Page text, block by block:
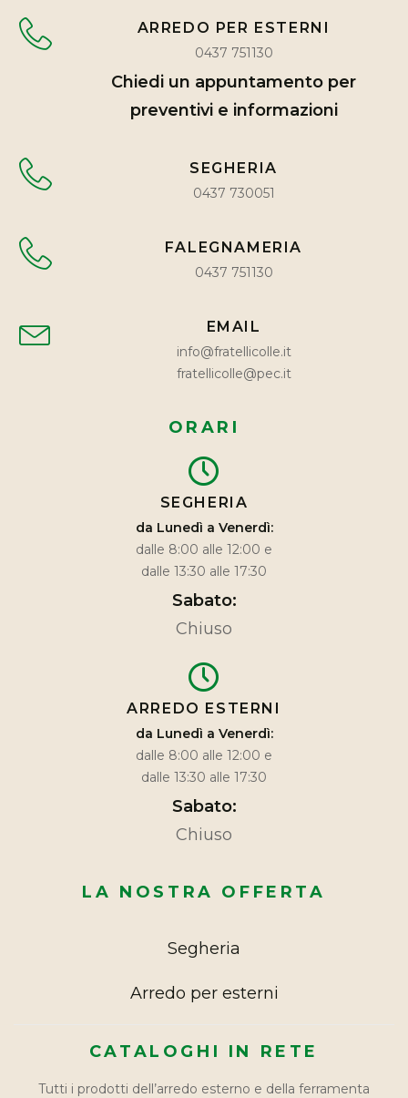
ARREDO PER ESTERNI
0437 751130
Chiedi un appuntamento per
preventivi e informazioni
SEGHERIA
0437 730051
FALEGNAMERIA
0437 751130
EMAIL
info@fratellicolle.it
fratellicolle@pec.it
ORARI
SEGHERIA
da Lunedì a Venerdì:
dalle 8:00 alle 12:00 e
dalle 13:30 alle 17:30
Sabato:
Chiuso
ARREDO ESTERNI
da Lunedì a Venerdì:
dalle 8:00 alle 12:00 e
dalle 13:30 alle 17:30
Sabato:
Chiuso
LA NOSTRA OFFERTA
Segheria
Arredo per esterni
CATALOGHI IN RETE
Tutti i prodotti dell’arredo esterno e della ferramenta